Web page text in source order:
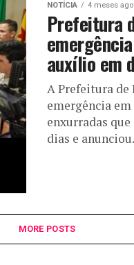
NOTÍCIA 4 meses ago
Prefeitura
auxílio em
A Prefeitura de
emergência
enxurradas
dias e
MORE POSTS